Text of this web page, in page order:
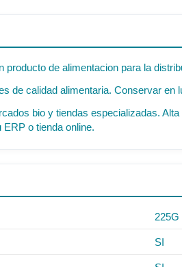
producto de alimentacion para la
de calidad alimentaria. Conservar
bio y tiendas especializadas.
o tienda online.
225G
SI